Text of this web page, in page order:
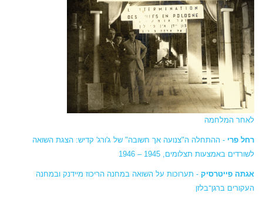
לאחר המלחמה
רחל פרי - ההתחלה ה"צנועה אך חשובה" של ג'ורג' קדיש: הצגת השואה
לשורדים באמצעות תצלומים, 1945 – 1946
אגתה פייטרסיק - תערוכות על השואה במחנה הריכוז מיידנק ובמחנה
העקורים ברגן־בלזן